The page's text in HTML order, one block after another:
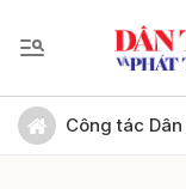
Công tác
Gửi bình luận